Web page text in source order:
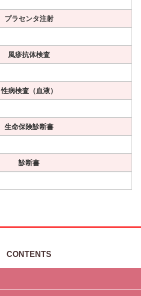
プラセンタ注射
風疹抗体検査
性病検査（血液）
生命保険診断書
診断書
CONTENTS